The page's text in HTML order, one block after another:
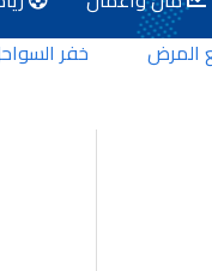
خفر السواحل الأمريكي.. 6 قتلى في تحطم طائرة